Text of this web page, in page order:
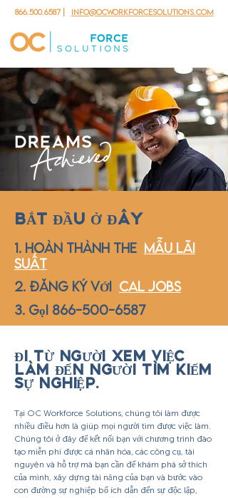
866.500.6587| info@ocworkforcesolutions.com
BẮT ĐẦU Ở ĐÂY
1. HOÀN THÀNH THE MẪU lãi
suất
2. ĐĂNG KÝ VỚI CAL JOBS
3. Gọi 866-500-6587
ĐI TỪ NGƯỜI XEM VIỆC
LÀM ĐẾN NGƯỜI TÌM KIẾM
SỰ NGHIỆP.
Tại OC Workforce Solutions, chúng tôi làm được
nhiều điều hơn là giúp mọi người tìm được việc làm.
Chúng tôi ở đây để kết nối bạn với chương trình đào
tạo miễn phí được cá nhân hóa, các công cụ, tài
nguyên và hỗ trợ mà bạn cần để khám phá sở thích
của mình, xây dựng tài năng của bạn và bước vào
con đường sự nghiệp bổ ích dẫn đến sự độc lập,